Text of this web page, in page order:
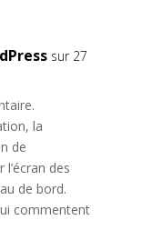
sur 27
la
de
des
de bord.
commentent